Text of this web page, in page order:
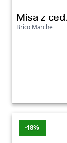
Misa z
Brico Marche
-18%